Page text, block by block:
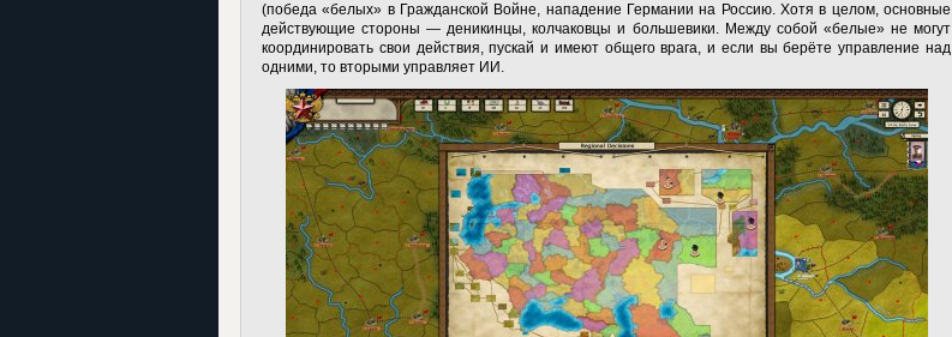
(победа «белых» в Гражданской Войне, нападение Германии на Россию. Хотя в целом, основные
действующие стороны — деникинцы, колчаковцы и большевики. Между собой «белые» не могут
координировать свои действия, пускай и имеют общего врага, и если вы берёте управление над
одними, то вторыми управляет ИИ.